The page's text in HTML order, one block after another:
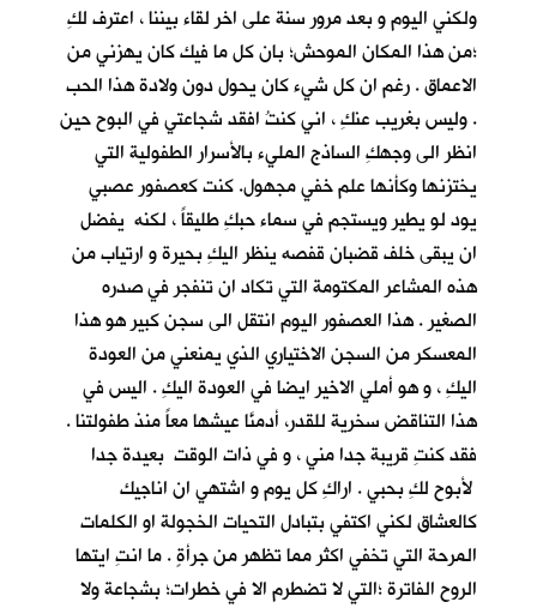
ولكني اليوم و بعد مرور سنة على اخر لقاء بيننا ، اعترف لكِ
؛من هذا المكان الموحش؛ بان كل ما فيك كان يهزني من
الاعماق . رغم ان كل شيء كان يحول دون ولادة هذا الحب
. وليس بغريب عنكِ ، اني كنتُ افقد شجاعتي في البوح حين
انظر الى وجهكِ الساذج المليء بالأسرار الطفولية التي
يختزنها وكأنها علم خفي مجهول. كنت كعصفور عصبي
يود لو يطير ويستجم في سماء حبكِ طليقاً ، لكنه يفضل
ان يبقى خلف قضبان قفصه ينظر اليكِ بحيرة و ارتياب من
هذه المشاعر المكتومة التي تكاد ان تنفجر في صدره
الصغير . هذا العصفور اليوم انتقل الى سجن كبير هو هذا
المعسكر من السجن الاختياري الذي يمنعني من العودة
اليكِ ، و هو أملي الاخير ايضا في العودة اليكِ . اليس في
هذا التناقض سخرية للقدر، أدمنَّا عيشها معاً منذ طفولتنا .
فقد كنتِ قريبة جدا مني ، و في ذات الوقت بعيدة جدا
لأبوح لكِ بحبي . اراكِ كل يوم و اشتهي ان اناجيك
كالعشاق لكني اكتفي بتبادل التحيات الخجولة او الكلمات
المرحة التي تخفي اكثر مما تظهر من جرأةٍ . ما انتِ ايتها
الروح الفاترة ؛التي لا تضطرم الا في خطرات؛ بشجاعة ولا